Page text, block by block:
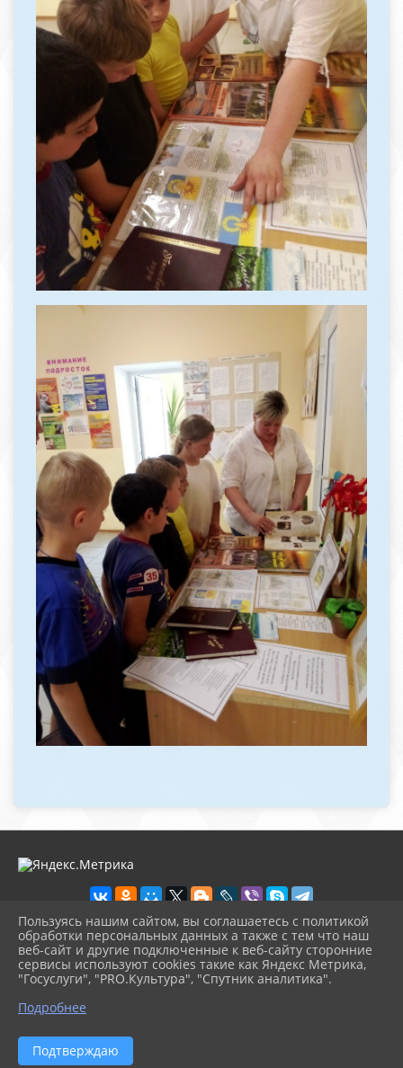
2026 г. malim-bibl.okusp.ru
Вход
Карта сайта
Политика обработки персональных данных
Сделано на KubCMS
Разработка и поддержка
Пользуясь нашим сайтом, вы соглашаетесь с политикой
обработки персональных данных а также с тем что наш
веб-сайт и другие подключенные к веб-сайту сторонние
сервисы используют cookies такие как Яндекс Метрика,
"Госуслуги", "PRO.Культура", "Спутник аналитика".
Подробнее
Подтверждаю